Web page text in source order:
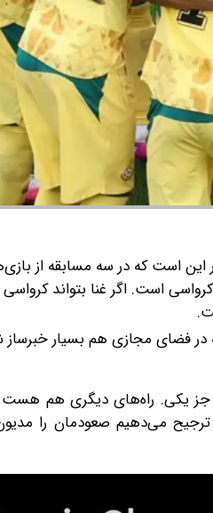
این است که در سه مسابقه از
کرواسی است. اگر غنا بتواند
در فضای مجازی هم بسیار
جز یکی. راه‌های دیگری هم
ترجیح می‌دهیم صعودمان را